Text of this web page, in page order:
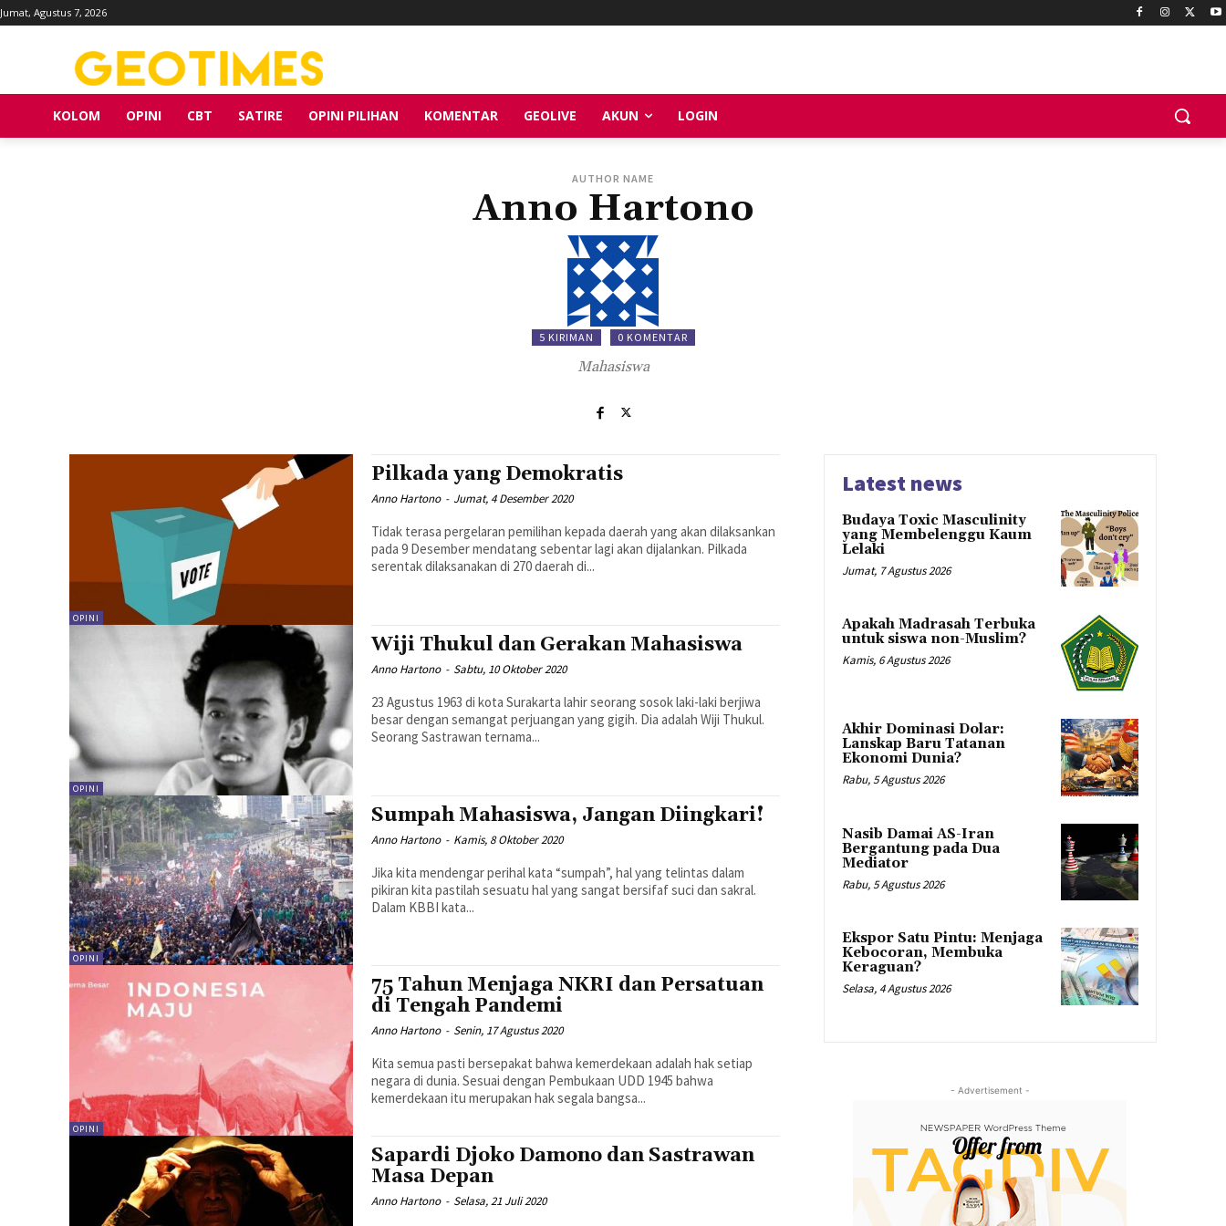
Jumat, Agustus 7, 2026
KOLOM OPINI CBT SATIRE OPINI PILIHAN KOMENTAR GEOLIVE AKUN LOGIN
AUTHOR NAME
Anno Hartono
5 KIRIMAN 0 KOMENTAR
Mahasiswa
OPINI
Pilkada yang Demokratis
Anno Hartono - Jumat, 4 Desember 2020
Tidak terasa pergelaran pemilihan kepada daerah yang akan dilaksankan
pada 9 Desember mendatang sebentar lagi akan dijalankan. Pilkada
serentak dilaksanakan di 270 daerah di...
OPINI
Wiji Thukul dan Gerakan Mahasiswa
Anno Hartono - Sabtu, 10 Oktober 2020
23 Agustus 1963 di kota Surakarta lahir seorang sosok laki-laki berjiwa
besar dengan semangat perjuangan yang gigih. Dia adalah Wiji Thukul.
Seorang Sastrawan ternama...
OPINI
Sumpah Mahasiswa, Jangan Diingkari!
Anno Hartono - Kamis, 8 Oktober 2020
Jika kita mendengar perihal kata “sumpah”, hal yang telintas dalam
pikiran kita pastilah sesuatu hal yang sangat bersifaf suci dan sakral.
Dalam KBBI kata...
OPINI
75 Tahun Menjaga NKRI dan Persatuan
di Tengah Pandemi
Anno Hartono - Senin, 17 Agustus 2020
Kita semua pasti bersepakat bahwa kemerdekaan adalah hak setiap
negara di dunia. Sesuai dengan Pembukaan UDD 1945 bahwa
kemerdekaan itu merupakan hak segala bangsa...
Sapardi Djoko Damono dan Sastrawan
Masa Depan
Anno Hartono - Selasa, 21 Juli 2020
Latest news
Budaya Toxic Masculinity
yang Membelenggu Kaum
Lelaki
Jumat, 7 Agustus 2026
Apakah Madrasah Terbuka
untuk siswa non-Muslim?
Kamis, 6 Agustus 2026
Akhir Dominasi Dolar:
Lanskap Baru Tatanan
Ekonomi Dunia?
Rabu, 5 Agustus 2026
Nasib Damai AS-Iran
Bergantung pada Dua
Mediator
Rabu, 5 Agustus 2026
Ekspor Satu Pintu: Menjaga
Kebocoran, Membuka
Keraguan?
Selasa, 4 Agustus 2026
- Advertisement -